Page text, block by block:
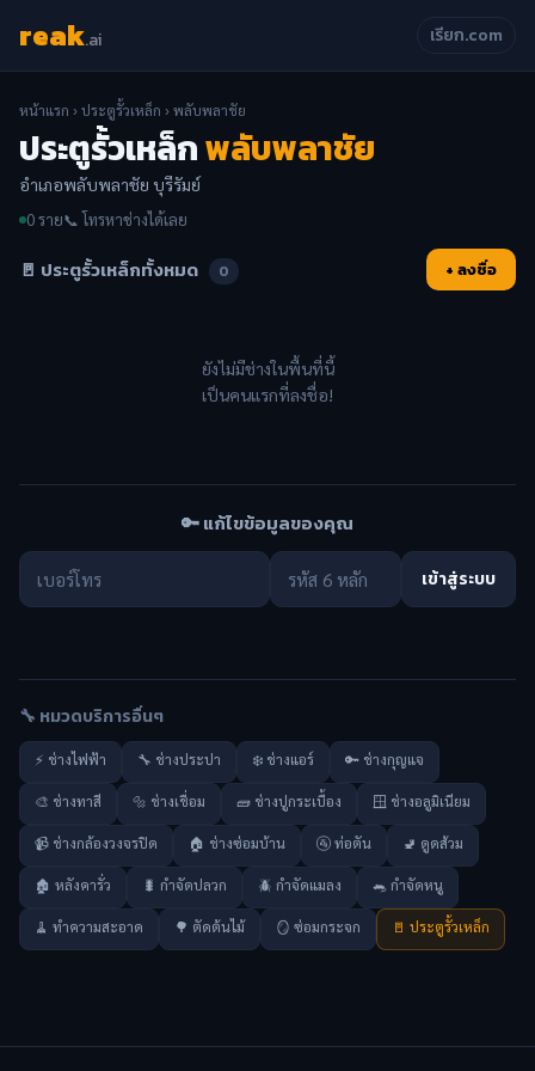
reak.ai เรียก.com
หน้าแรก ›ประตูรั้วเหล็ก › พลับพลาชัย
ประตูรั้วเหล็กพลับพลาชัย
อำเภอพลับพลาชัย บุรีรัมย์
0 ราย📞 โทรหาช่างได้เลย
🚪 ประตูรั้วเหล็กทั้งหมด 0 + ลงชื่อ
ยังไม่มีช่างในพื้นที่นี้
เป็นคนแรกที่ลงชื่อ!
🔑 แก้ไขข้อมูลของคุณ
เข้าสู่ระบบ
🔧 หมวดบริการอื่นๆ
⚡ ช่างไฟฟ้า 🔧 ช่างประปา ❄️ ช่างแอร์ 🔑 ช่างกุญแจ
🎨 ช่างทาสี 🔩 ช่างเชื่อม 🧱 ช่างปูกระเบื้อง 🪟 ช่างอลูมิเนียม
📹 ช่างกล้องวงจรปิด 🏠 ช่างซ่อมบ้าน 🚰 ท่อตัน 🚽 ดูดส้วม
🏚️ หลังคารั่ว 🐛 กำจัดปลวก 🪲 กำจัดแมลง 🐀 กำจัดหนู
🧹 ทำความสะอาด 🌳 ตัดต้นไม้ 🪞 ซ่อมกระจก 🚪 ประตูรั้วเหล็ก